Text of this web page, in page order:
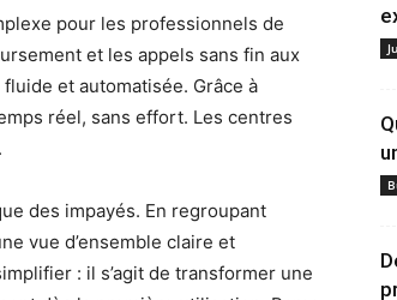
pour les professionnels de
et les appels sans fin aux
et automatisée. Grâce à
réel, sans effort. Les centres
des impayés. En regroupant
vue d’ensemble claire et
: il s’agit de transformer une